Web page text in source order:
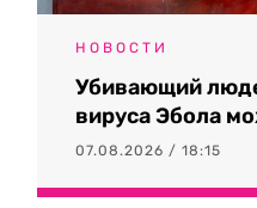
НОВОСТИ
Убивающий
вируса Эбола
07.08.2026 / 18:15